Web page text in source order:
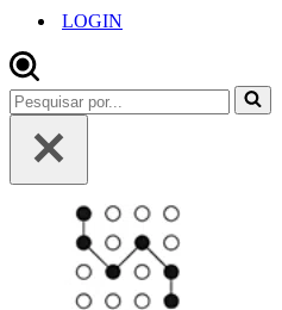
LOGIN
Pesquisar
por...